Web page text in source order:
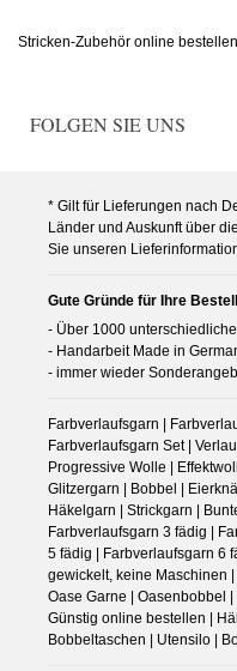
Stricken-Zubehör online bestellen
FOLGEN SIE UNS
* Gilt für Lieferungen nach
Länder und Auskunft über
Sie unseren
Gute Gründe für Ihre
- Über 1000
- Handarbeit Made in
- immer wieder
Farbverlaufsgarn |
Farbverlaufsgarn Set |
Progressive Wolle |
Glitzergarn | Bobbel |
Häkelgarn | Strickgarn |
Farbverlaufsgarn 3 fädig |
5 fädig | Farbverlaufsgarn 6
gewickelt, keine Maschinen
Oase Garne | Oasenbobbel
Günstig online bestellen |
Bobbeltaschen | Utensilo |